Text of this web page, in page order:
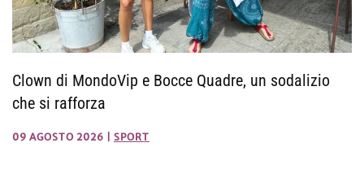
Clown di MondoVip e Bocce Quadre, un sodalizio
che si rafforza
09 AGOSTO 2026 SPORT